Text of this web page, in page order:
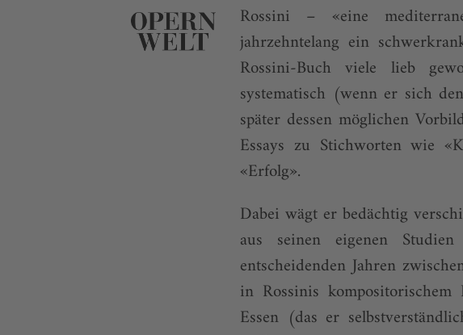
Rossini – «eine
jahrzehntelang ein
Rossini-Buch viele lieb
systematisch (wenn er sich
später dessen möglichen
Essays zu Stichworten wie
«Erfolg».
Dabei wägt er bedächtig
aus seinen eigenen
entscheidenden Jahren
in Rossinis
Essen (das er